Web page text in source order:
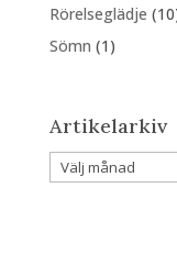
Rörelseglädje
Sömn (1)
Artikelarkiv
Artikelarkiv